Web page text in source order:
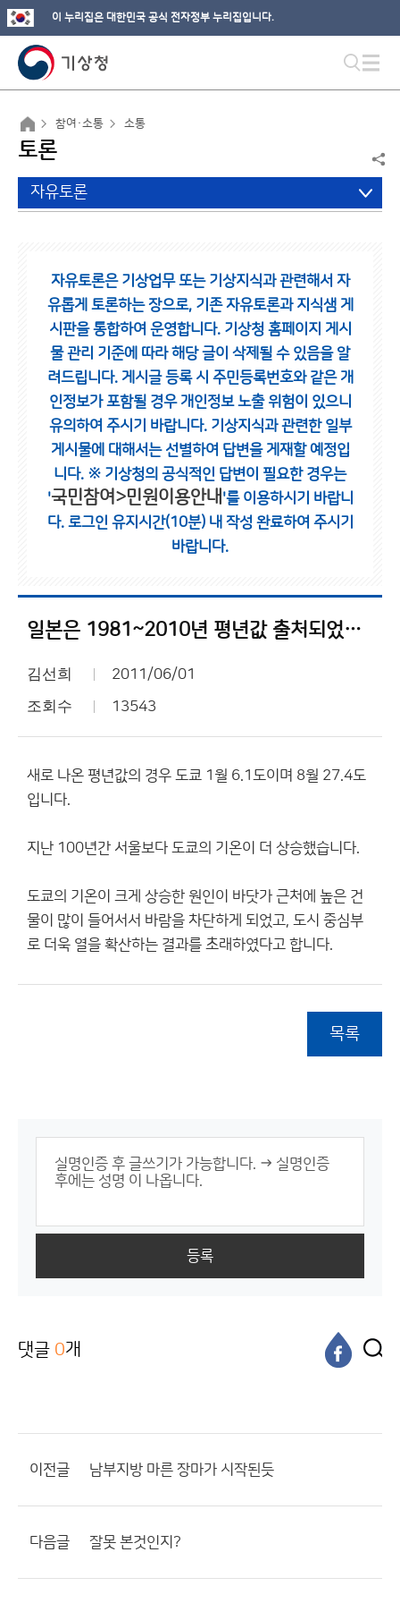
이 누리집은 대한민국 공식 전자정부 누리집입니다.
참여·소통 소통
토론
자유토론
자유토론은 기상업무 또는 기상지식과 관련해서 자
유롭게 토론하는 장으로, 기존 자유토론과 지식샘 게
시판을 통합하여 운영합니다. 기상청 홈페이지 게시
물 관리 기준에 따라 해당 글이 삭제될 수 있음을 알
려드립니다. 게시글 등록 시 주민등록번호와 같은 개
인정보가 포함될 경우 개인정보 노출 위험이 있으니
유의하여 주시기 바랍니다. 기상지식과 관련한 일부
게시물에 대해서는 선별하여 답변을 게재할 예정입
니다. ※ 기상청의 공식적인 답변이 필요한 경우는
'국민참여>민원이용안내 '를 이용하시기 바랍니
다. 로그인 유지시간(10분) 내 작성 완료하여 주시기
바랍니다.
일본은 1981~2010년 평년값 출처되었네요.
김선희 2011/06/01
조회수 13543
새로 나온 평년값의 경우 도쿄 1월 6.1도이며 8월 27.4도
입니다.
지난 100년간 서울보다 도쿄의 기온이 더 상승했습니다.
도쿄의 기온이 크게 상승한 원인이 바닷가 근처에 높은 건
물이 많이 들어서서 바람을 차단하게 되었고, 도시 중심부
로 더욱 열을 확산하는 결과를 초래하였다고 합니다.
목록
등록
댓글 0개
이전글 남부지방 마른 장마가 시작된듯
다음글 잘못 본것인지?